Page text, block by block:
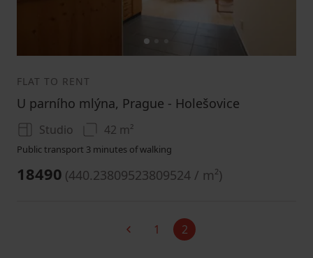
1
FLAT TO RENT
U parního mlýna, Prague - Holešovice
Studio 42 m²
Public transport 3 minutes of walking
18490 (440.23809523809524 / m²)
Previous
1 2Current